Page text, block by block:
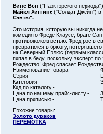
Винс Вон ("Парк юрского
Майкл Хиггинс ("Солдат Джейн") в
Санты".
Это история, которую вы никогда
комедия о Фреде Клаусе, брате
противоположностью. Фред рос в
превратился в брюзгу,
на Северный Полюс (первым
попал в беду, поскольку эксперт
Рождество! Фред спасает
Наименование товара -
Серия -
Категория -
Код по каталогу -
Цена по нашему прайс-листу -
Цена прописью -
Похожие товары:
Золото дураков
ПЕРЕМОТКА